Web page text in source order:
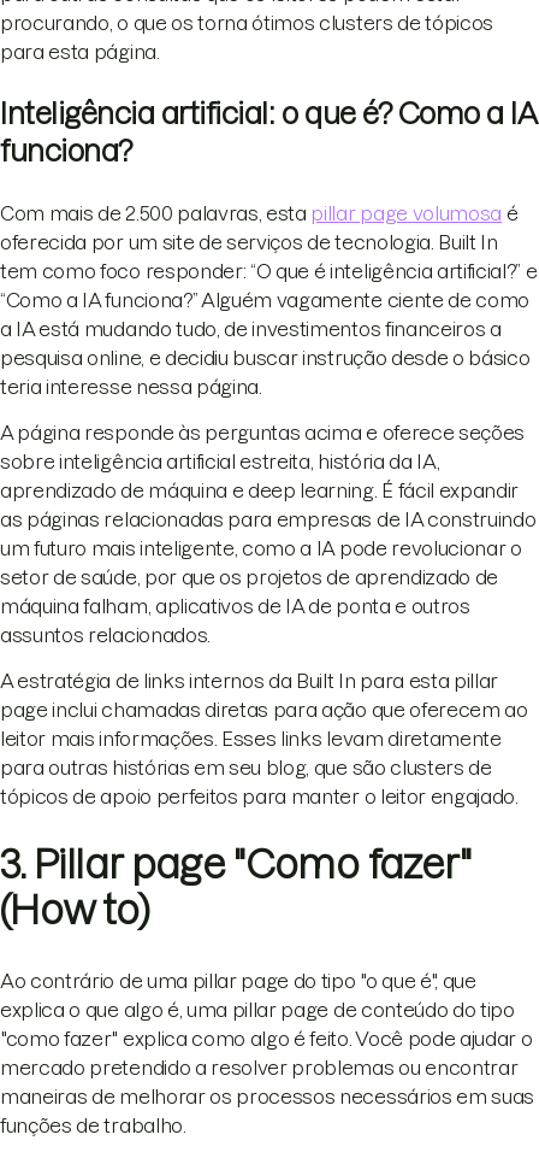
procurando, o que os torna ótimos clusters de tópicos
para esta página.
Inteligência artificial: o que é? Como a IA
funciona?
Com mais de 2.500 palavras, esta pillar page volumosa é
oferecida por um site de serviços de tecnologia. Built In
tem como foco responder: “O que é inteligência artificial?” e
“Como a IA funciona?” Alguém vagamente ciente de como
a IA está mudando tudo, de investimentos financeiros a
pesquisa online, e decidiu buscar instrução desde o básico
teria interesse nessa página.
A página responde às perguntas acima e oferece seções
sobre inteligência artificial estreita, história da IA,
aprendizado de máquina e deep learning. É fácil expandir
as páginas relacionadas para empresas de IA construindo
um futuro mais inteligente, como a IA pode revolucionar o
setor de saúde, por que os projetos de aprendizado de
máquina falham, aplicativos de IA de ponta e outros
assuntos relacionados.
A estratégia de links internos da Built In para esta pillar
page inclui chamadas diretas para ação que oferecem ao
leitor mais informações. Esses links levam diretamente
para outras histórias em seu blog, que são clusters de
tópicos de apoio perfeitos para manter o leitor engajado.
3. Pillar page "Como fazer"
(How to)
Ao contrário de uma pillar page do tipo "o que é", que
explica o que algo é, uma pillar page de conteúdo do tipo
"como fazer" explica como algo é feito. Você pode ajudar o
mercado pretendido a resolver problemas ou encontrar
maneiras de melhorar os processos necessários em suas
funções de trabalho.